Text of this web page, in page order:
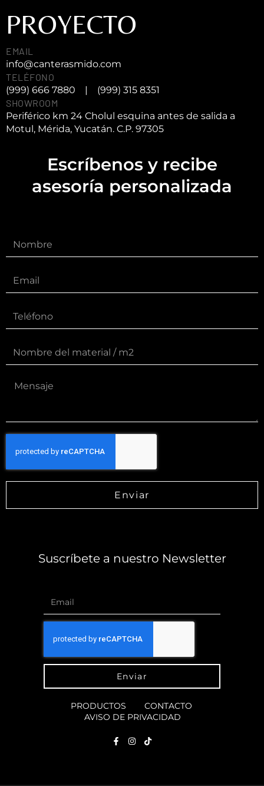
PROYECTO
EMAIL
info@canterasmido.com
TELÉFONO
(999) 666 7880
|
(999) 315 8351
SHOWROOM
Periférico km 24 Cholul esquina antes de salida a
Motul, Mérida, Yucatán. C.P. 97305
Escríbenos y recibe
asesoría personalizada
Enviar
Suscríbete a nuestro Newsletter
Enviar
PRODUCTOS
CONTACTO
AVISO DE PRIVACIDAD